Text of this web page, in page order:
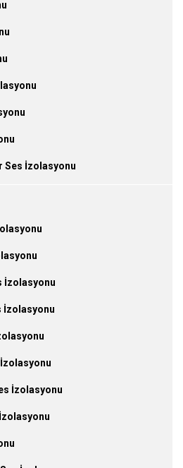
Ses İzolasyonu
İzolasyonu
İzolasyonu
İzolasyonu